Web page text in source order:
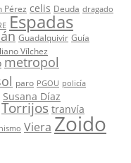
Pérez celis Deuda dragado
Espadas
Guadalquivir Guía
Vílchez
metropol
paro PGOU policía
Susana Díaz
Torrijos tranvía
Viera Zoido